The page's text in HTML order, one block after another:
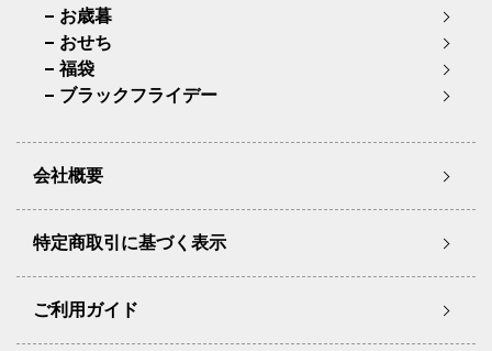
お歳暮
おせち
福袋
ブラックフライデー
会社概要
特定商取引に基づく表示
ご利用ガイド